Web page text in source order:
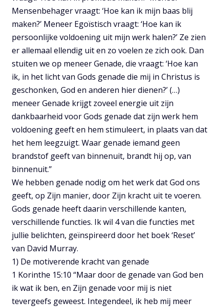
Mensenbehager vraagt: ‘Hoe kan ik mijn baas blij
maken?’ Meneer Egoïstisch vraagt: ‘Hoe kan ik
persoonlijke voldoening uit mijn werk halen?’ Ze zien
er allemaal ellendig uit en zo voelen ze zich ook. Dan
stuiten we op meneer Genade, die vraagt: ‘Hoe kan
ik, in het licht van Gods genade die mij in Christus is
geschonken, God en anderen hier dienen?’ (…)
meneer Genade krijgt zoveel energie uit zijn
dankbaarheid voor Gods genade dat zijn werk hem
voldoening geeft en hem stimuleert, in plaats van dat
het hem leegzuigt. Waar genade iemand geen
brandstof geeft van binnenuit, brandt hij op, van
binnenuit.”
We hebben genade nodig om het werk dat God ons
geeft, op Zijn manier, door Zijn kracht uit te voeren.
Gods genade heeft daarin verschillende kanten,
verschillende functies. Ik wil 4 van die functies met
jullie belichten, geïnspireerd door het boek ‘Reset’
van David Murray.
1) De motiverende kracht van genade
1 Korinthe 15:10 “Maar door de genade van God ben
ik wat ik ben, en Zijn genade voor mij is niet
tevergeefs geweest. Integendeel, ik heb mij meer